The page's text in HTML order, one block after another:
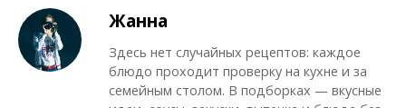
Жанна
Здесь нет случайных рецептов: каждое
блюдо проходит проверку на кухне и за
семейным столом. В подборках — вкусные